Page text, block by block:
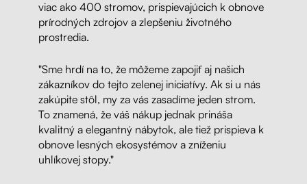
viac ako 400 stromov, prispievajúcich k obnove
prírodných zdrojov a zlepšeniu životného
prostredia.
"Sme hrdí na to, že môžeme zapojiť aj našich
zákazníkov do tejto zelenej iniciatívy. Ak si u nás
zakúpite stôl, my za vás zasadíme jeden strom.
To znamená, že váš nákup jednak prináša
kvalitný a elegantný nábytok, ale tiež prispieva k
obnove lesných ekosystémov a zníženiu
uhlíkovej stopy."